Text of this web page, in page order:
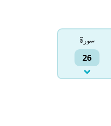
سورۃ
26